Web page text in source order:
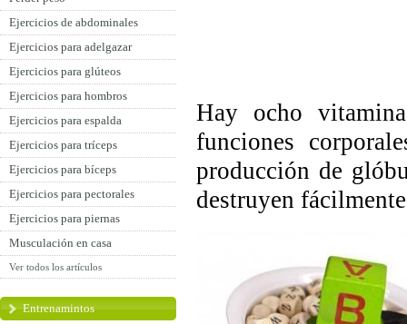
Ejercicios de abdominales
Ejercicios para adelgazar
Ejercicios para glúteos
Ejercicios para hombros
Ejercicios para espalda
Ejercicios para tríceps
Ejercicios para bíceps
Ejercicios para pectorales
Ejercicios para piernas
Musculación en casa
Ver todos los artículos
Entrenamintos
Hay ocho
funciones
producción de
destruyen